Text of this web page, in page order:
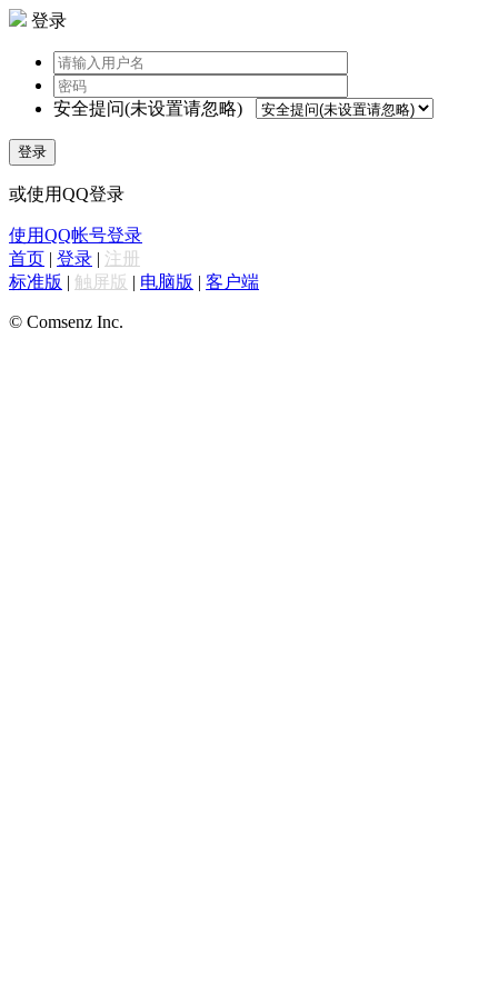
登录
安全提问(未设置请忽略)
登录
或使用QQ登录
使用QQ帐号登录
首页 | 登录 | 注册
标准版 | 触屏版 | 电脑版 | 客户端
© Comsenz Inc.